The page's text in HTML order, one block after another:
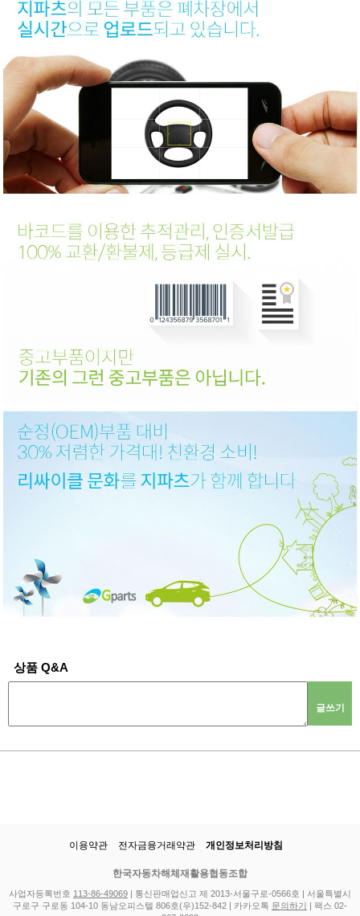
상품 Q&A
글쓰기
이용약관 전자금융거래약관 개인정보처리방침
한국자동차해체재활용협동조합
사업자등록번호 113-86-49069 | 통신판매업신고 제 2013-서울구로-0566호 | 서울특별시
구로구 구로동 104-10 동남오피스텔 806호(우)152-842 | 카카오톡 문의하기
| 팩스 02-